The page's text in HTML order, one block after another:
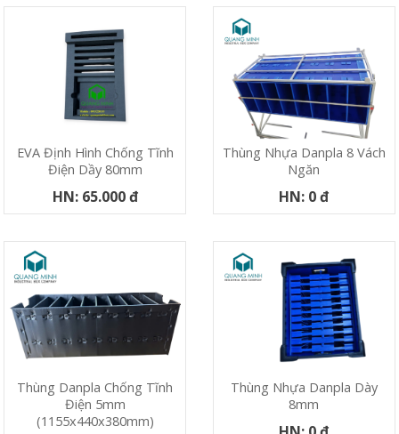
EVA Định Hình Chống Tĩnh
Điện Dầy 80mm
HN: 65.000 đ
Thùng Nhựa Danpla 8 Vách
Ngăn
HN: 0 đ
Thùng Danpla Chống Tĩnh
Điện 5mm
(1155x440x380mm)
Thùng Nhựa Danpla Dày
8mm